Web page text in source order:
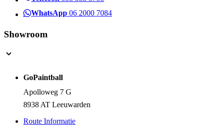
WhatsApp 06 2000 7084
Showroom
GoPaintball
Apolloweg 7 G
8938 AT Leeuwarden
Route Informatie